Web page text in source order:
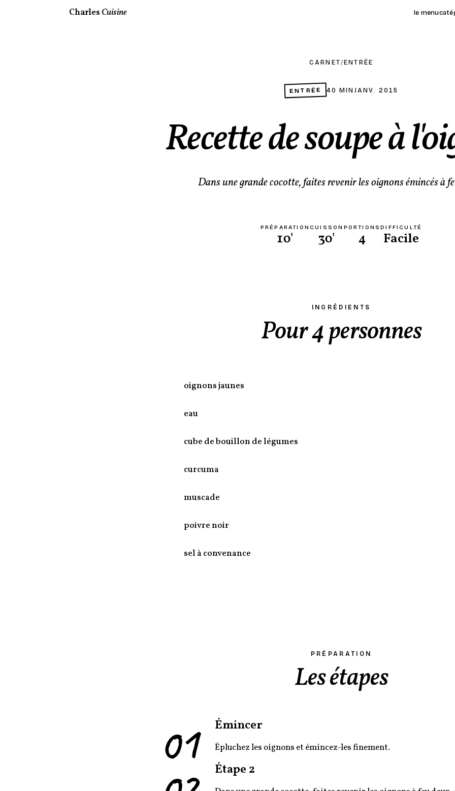
CharlesCuisine le menu
CARNET/ ENTRÉE
ENTRÉE 40 MIN JANV. 2015
Recette de soupe à
Dans une grande cocotte, faites revenir les oignons émincés à
PRÉPARATION
10'
CUISSON
30'
PORTIONS
4
DIFFICULTÉ
Facile
INGRÉDIENTS
Pour 4 personnes
oignons jaunes
eau
cube de bouillon de légumes
curcuma
muscade
poivre noir
sel à convenance
PRÉPARATION
Les étapes
01 Émincer
Épluchez les oignons et émincez-les finement.
Étape 2